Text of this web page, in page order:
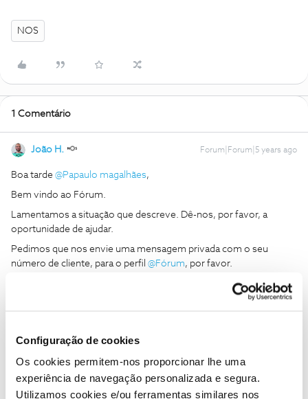
Configuração de cookies
Os cookies permitem-nos proporcionar lhe uma
experiência de navegação personalizada e segura.
Utilizamos cookies e/ou ferramentas similares nos
NOS
1 Comentário
João H. Forum|Forum|5 years ago
Boa tarde @Papaulo magalhães,
Bem vindo ao Fórum.
Lamentamos a situação que descreve. Dê-nos, por favor, a
oportunidade de ajudar.
Pedimos que nos envie uma mensagem privada com o seu
número de cliente, para o perfil @Fórum, por favor.
como "Melhor Resposta" e faça "Like" nos melhores comentários.
sempre a par das ultimas novidades.